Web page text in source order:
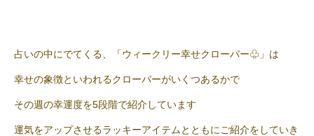
占いの中にでてくる、「ウィークリー幸せクローバー♧」は
幸せの象徴といわれるクローバーがいくつあるかで
その週の幸運度を5段階で紹介しています
運気をアップさせるラッキーアイテムとともにご紹介をしていき